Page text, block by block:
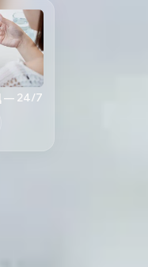
24/7